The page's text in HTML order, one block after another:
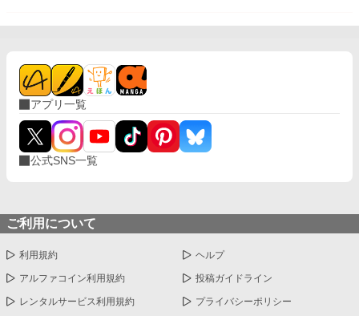
アプリ一覧
公式SNS一覧
ご利用について
利用規約 ヘルプ
アルファコイン利用規約 投稿ガイドライン
レンタルサービス利用規約 プライバシーポリシー